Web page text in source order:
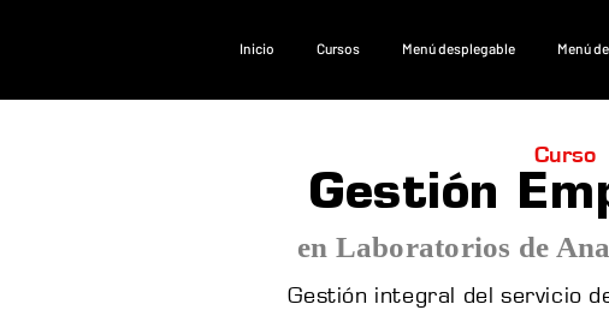
Inicio Cursos Menú desplegable Menú
Curso
Gestión
en Laboratorios de
Gestión integral del servicio